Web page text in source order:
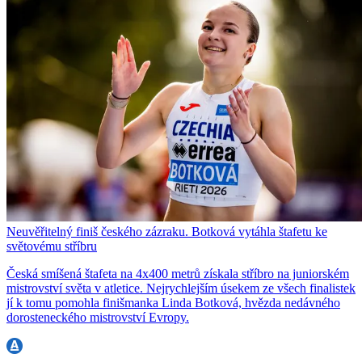
Neuvěřitelný finiš českého zázraku. Botková vytáhla štafetu ke
světovému stříbru
Česká smíšená štafeta na 4x400 metrů získala stříbro na juniorském
mistrovství světa v atletice. Nejrychlejším úsekem ze všech finalistek
jí k tomu pomohla finišmanka Linda Botková, hvězda nedávného
dorosteneckého mistrovství Evropy.